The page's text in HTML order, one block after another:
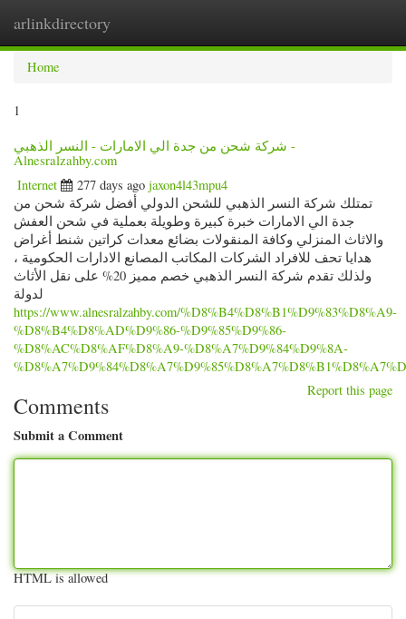
arlinkdirectory
Home
1
شركة شحن من جدة الي الامارات - النسر الذهبي -
Alnesralzahby.com
Internet 277 days ago jaxon4l43mpu4
تمتلك شركة النسر الذهبي للشحن الدولي أفضل شركة شحن من
جدة الي الامارات خبرة كبيرة وطويلة بعملية في شحن العفش
والاثاث المنزلي وكافة المنقولات بضائع معدات كراتين شنط أغراض
هدايا تحف للافراد الشركات المكاتب المصانع الادارات الحكومية ،
ولذلك تقدم شركة النسر الذهبي خصم مميز 20% على نقل الأثاث
لدولة
https://www.alnesralzahby.com/%D8%B4%D8%B1%D9%83%D8%A9-
%D8%B4%D8%AD%D9%86-%D9%85%D9%86-
%D8%AC%D8%AF%D8%A9-%D8%A7%D9%84%D9%8A-
Report this page
Comments
Submit a Comment
HTML is allowed